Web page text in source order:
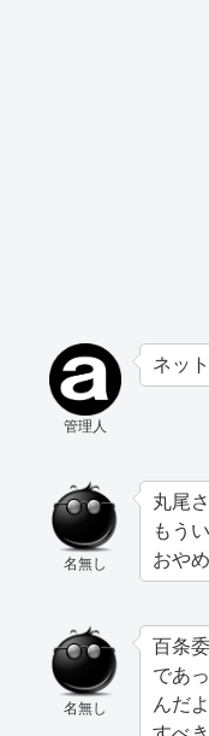
管理人
ネッ
名無し
丸尾
もう
おや
名無し
百条
であ
んだ